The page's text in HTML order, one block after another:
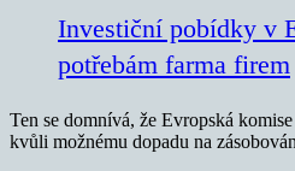
Investiční pobídky v
potřebám farma firem
Ten se domnívá, že Evropská
kvůli možnému dopadu na